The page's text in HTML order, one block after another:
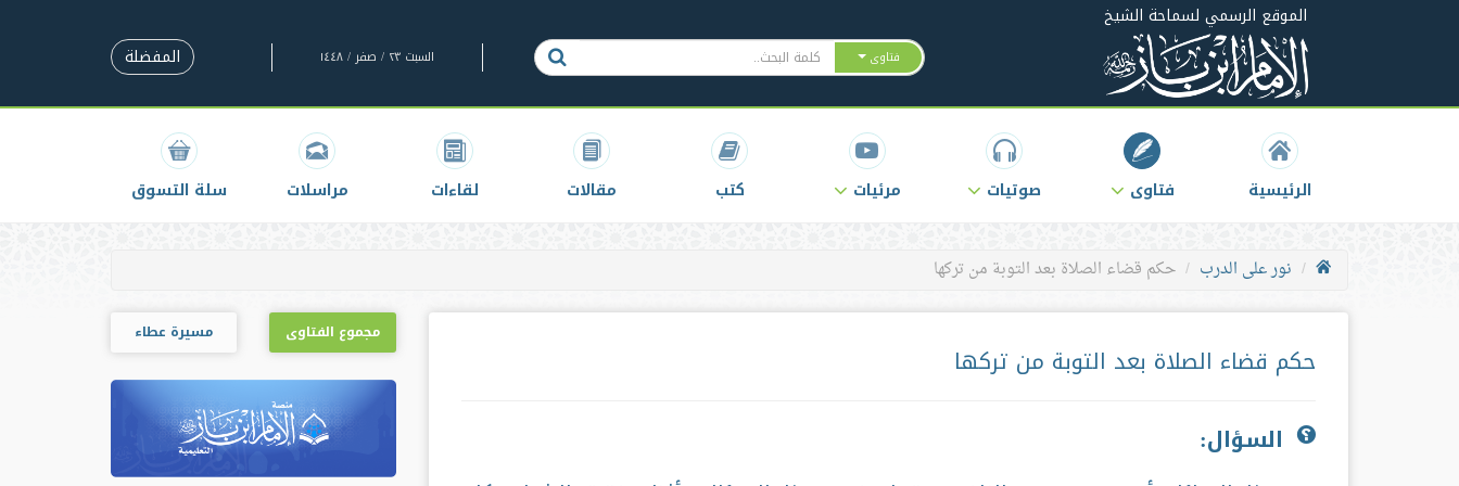
الموقع الرسمي لسماحة الشيخ
فتاوى السبت ٢٣ / صفر / ١٤٤٨ المفضلة
الرئيسية فتاوى صوتيات مرئيات كتب مقالات لقاءات مراسلات سلة التسوق
نور على الدرب حكم قضاء الصلاة بعد التوبة من تركها
حكم قضاء الصلاة بعد التوبة من تركها
السؤال:
مجموع الفتاوى مسيرة عطاء